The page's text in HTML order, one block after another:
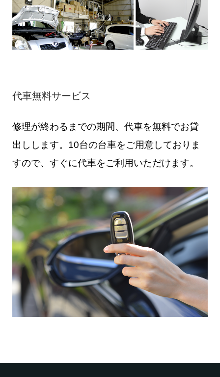
代車無料サービス
修理が終わるまでの期間、代車を無料でお貸
出しします。10台の台車をご用意しておりま
すので、すぐに代車をご利用いただけます。